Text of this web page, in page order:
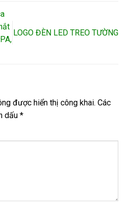
LOGO ĐÈN LED TREO TƯỜNG
được hiển thị công khai. Các
dấu *